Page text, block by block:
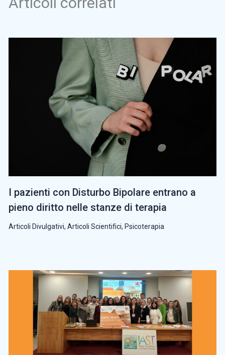
I pazienti con Disturbo Bipolare entrano a
pieno diritto nelle stanze di terapia
Articoli Divulgativi, Articoli Scientifici, Psicoterapia